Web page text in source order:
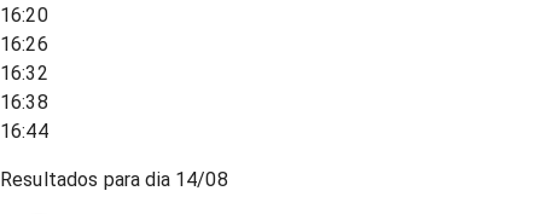
16:20
16:26
16:32
16:38
16:44
Resultados para dia 14/08